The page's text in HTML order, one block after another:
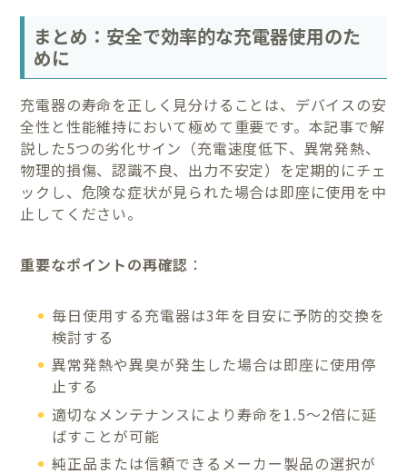
まとめ：安全で効率的な充電器使用のた
めに
充電器の寿命を正しく見分けることは、デバイスの安
全性と性能維持において極めて重要です。本記事で解
説した5つの劣化サイン（充電速度低下、異常発熱、
物理的損傷、認識不良、出力不安定）を定期的にチェ
ックし、危険な症状が見られた場合は即座に使用を中
止してください。
重要なポイントの再確認 ：
毎日使用する充電器は3年を目安に予防的交換を
検討する
異常発熱や異臭が発生した場合は即座に使用停
止する
適切なメンテナンスにより寿命を1.5～2倍に延
ばすことが可能
純正品または信頼できるメーカー製品の選択が